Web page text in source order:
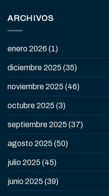
ARCHIVOS
enero 2026 (1)
diciembre 2025 (35)
noviembre 2025 (46)
octubre 2025 (3)
septiembre 2025 (37)
agosto 2025 (50)
julio 2025 (45)
junio 2025 (39)